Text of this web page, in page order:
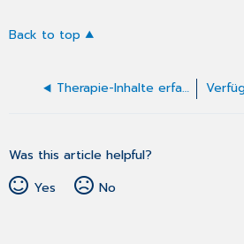
Back to top
Therapie-Inhalte erfassen
Was this article helpful?
Yes
No